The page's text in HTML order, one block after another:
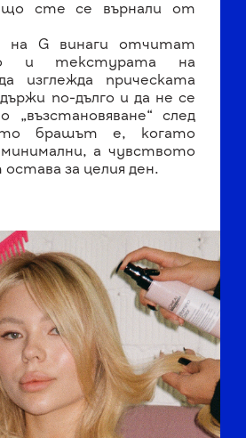
що сте се върнали от
на G винаги отчитат
и текстурата на
изглежда прическата
по-дълго и да не се
„възстановяване“ след
брашът е, когато
а чувството
за целия ден.